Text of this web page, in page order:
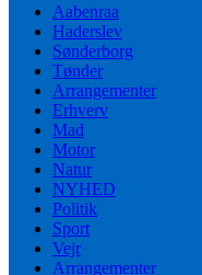
Aabenraa
Haderslev
Sønderborg
Tønder
Arrangementer
Erhverv
Mad
Motor
Natur
NYHED
Politik
Sport
Vejr
Arrangementer